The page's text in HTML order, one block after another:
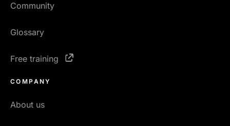
Community
Glossary
Free training
COMPANY
About us